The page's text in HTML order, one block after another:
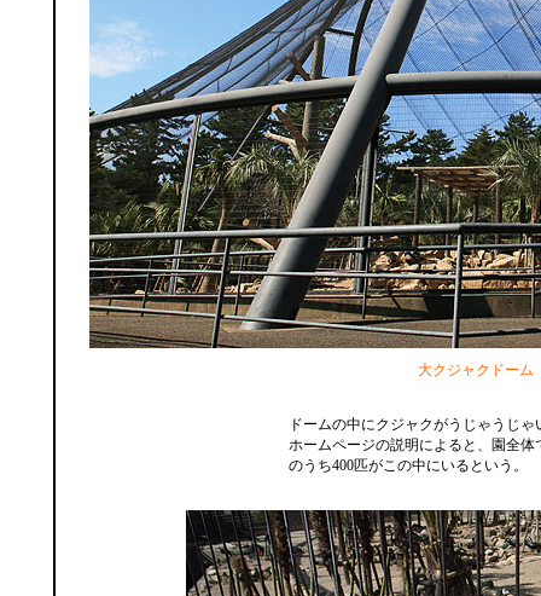
大クジャクドーム
ドームの中にクジャクがうじゃうじゃ
ホームページの説明によると、園全体
のうち400匹がこの中にいるという。